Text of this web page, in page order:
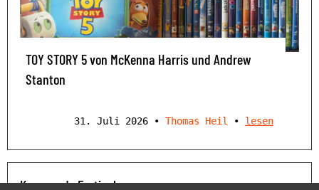
TOY STORY 5 von McKenna Harris und Andrew
Stanton
31. Juli 2026 • Thomas Heil • lesen
Kommende Festivals